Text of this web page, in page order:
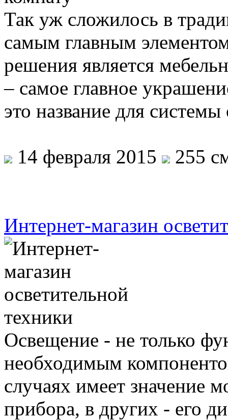
Так уж сложилось в
самым главным
решения является
– самое главное
это название для
14 февраля 2015 255
Интернет-магазин
Освещение - не только
необходимым
случаях имеет значение
прибора, в других - его